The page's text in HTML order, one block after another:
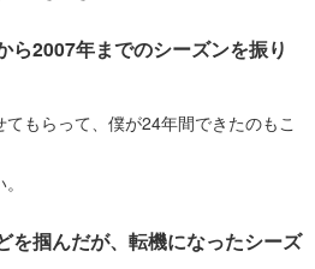
ら2007年までのシーズンを振り
もらって、僕が24年間できたのもこ
を掴んだが、転機になったシーズ